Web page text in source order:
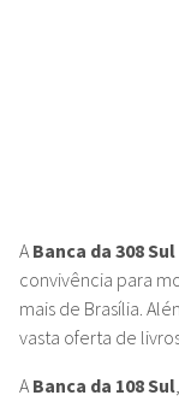
A Banca da 108 Sul
espaço cultural e
visitantes.